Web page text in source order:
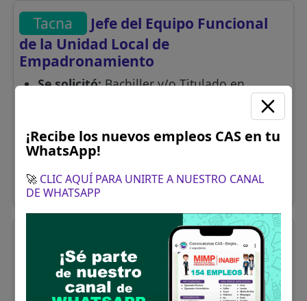
Tacna
Jefe del Equipo Funcional
de la Unidad Local de
Empadronamiento
Se solicitó:Bachiller y/o Titulado en
Ciencias Sociales, Antropología, Sociología,
Administración u otras carreras afines
Sueldo:3000
Finalizó el:27/04/2026
Más información
Asistente II -Administrativo
Equipo Funcional de Almacén Central
Se solicitó:Egresado técnico básico,
¡Recibe los nuevos empleos CAS en tu
WhatsApp!
🚀 CLIC AQUÍ PARA UNIRTE A NUESTRO CANAL
DE WHATSAPP